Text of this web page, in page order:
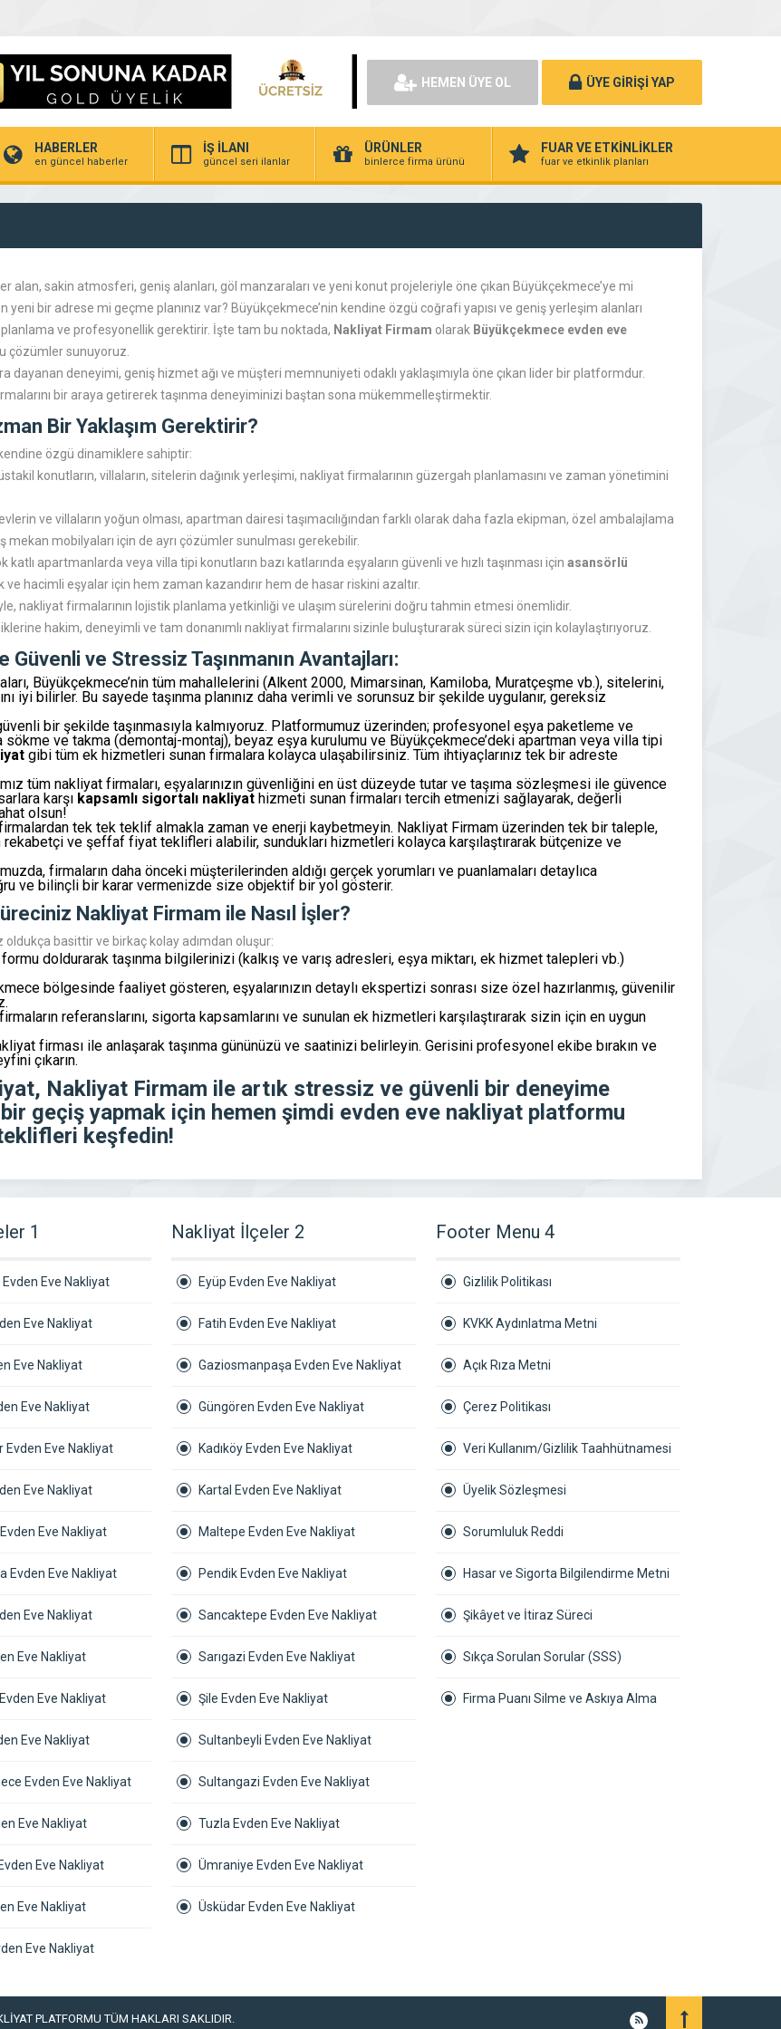
HEMEN ÜYE OL ÜYE GİRİŞİ YAP
HABERLER
en güncel haberler
İŞ İLANI
güncel seri ilanlar
ÜRÜNLER
binlerce firma ürünü
FUAR VE ETKİNLİKLER
fuar ve etkinlik planları
alan, sakin atmosferi, geniş alanları, göl manzaraları ve yeni konut projeleriyle öne çıkan Büyükçekmece’ye mi
bir adrese mi geçme planınız var? Büyükçekmece’nin kendine özgü coğrafi yapısı ve geniş yerleşim alanları
ve profesyonellik gerektirir. İşte tam bu noktada, Nakliyat Firmam olarak Büyükçekmece evden eve
çözümler sunuyoruz.
dayanan deneyimi, geniş hizmet ağı ve müşteri memnuniyeti odaklı yaklaşımıyla öne çıkan lider bir platformdur.
bir araya getirerek taşınma deneyiminizi baştan sona mükemmelleştirmektir.
Bir Yaklaşım Gerektirir?
özgü dinamiklere sahiptir:
konutların, villaların, sitelerin dağınık yerleşimi, nakliyat firmalarının güzergah planlamasını ve zaman yönetimini
ve villaların yoğun olması, apartman dairesi taşımacılığından farklı olarak daha fazla ekipman, özel ambalajlama
mobilyaları için de ayrı çözümler sunulması gerekebilir.
katlı apartmanlarda veya villa tipi konutların bazı katlarında eşyaların güvenli ve hızlı taşınması için asansörlü
hacimli eşyalar için hem zaman kazandırır hem de hasar riskini azaltır.
nakliyat firmalarının lojistik planlama yetkinliği ve ulaşım sürelerini doğru tahmin etmesi önemlidir.
hakim, deneyimli ve tam donanımlı nakliyat firmalarını sizinle buluşturarak süreci sizin için kolaylaştırıyoruz.
ve Stressiz Taşınmanın Avantajları:
Büyükçekmece’nin tüm mahallelerini (Alkent 2000, Mimarsinan, Kamiloba, Muratçeşme vb.), sitelerini,
iyi bilirler. Bu sayede taşınma planınız daha verimli ve sorunsuz bir şekilde uygulanır, gereksiz
bir şekilde taşınmasıyla kalmıyoruz. Platformumuz üzerinden; profesyonel eşya paketleme ve
sökme ve takma (demontaj-montaj), beyaz eşya kurulumu ve Büyükçekmece’deki apartman veya villa tipi
gibi tüm ek hizmetleri sunan firmalara kolayca ulaşabilirsiniz. Tüm ihtiyaçlarınız tek bir adreste
tüm nakliyat firmaları, eşyalarınızın güvenliğini en üst düzeyde tutar ve taşıma sözleşmesi ile güvence
karşı kapsamlı sigortalı nakliyat hizmeti sunan firmaları tercih etmenizi sağlayarak, değerli
olsun!
firmalardan tek tek teklif almakla zaman ve enerji kaybetmeyin. Nakliyat Firmam üzerinden tek bir taleple,
ve şeffaf fiyat teklifleri alabilir, sundukları hizmetleri kolayca karşılaştırarak bütçenize ve
firmaların daha önceki müşterilerinden aldığı gerçek yorumları ve puanlamaları detaylıca
ve bilinçli bir karar vermenizde size objektif bir yol gösterir.
Nakliyat Firmam ile Nasıl İşler?
basittir ve birkaç kolay adımdan oluşur:
doldurarak taşınma bilgilerinizi (kalkış ve varış adresleri, eşya miktarı, ek hizmet talepleri vb.)
bölgesinde faaliyet gösteren, eşyalarınızın detaylı ekspertizi sonrası size özel hazırlanmış, güvenilir
referanslarını, sigorta kapsamlarını ve sunulan ek hizmetleri karşılaştırarak sizin için en uygun
firması ile anlaşarak taşınma gününüzü ve saatinizi belirleyin. Gerisini profesyonel ekibe bırakın ve
çıkarın.
Nakliyat Firmam ile artık stressiz ve güvenli bir deneyime
geçiş yapmak için hemen şimdi evden eve nakliyat platformu
keşfedin!
1
Eve Nakliyat
Eve Nakliyat
Eve Nakliyat
Eve Nakliyat
Evden Eve Nakliyat
Eve Nakliyat
Eve Nakliyat
Evden Eve Nakliyat
Eve Nakliyat
Eve Nakliyat
Eve Nakliyat
Eve Nakliyat
Evden Eve Nakliyat
Eve Nakliyat
Eve Nakliyat
Eve Nakliyat
Eve Nakliyat
Nakliyat İlçeler 2
Eyüp Evden Eve Nakliyat
Fatih Evden Eve Nakliyat
Gaziosmanpaşa Evden Eve Nakliyat
Güngören Evden Eve Nakliyat
Kadıköy Evden Eve Nakliyat
Kartal Evden Eve Nakliyat
Maltepe Evden Eve Nakliyat
Pendik Evden Eve Nakliyat
Sancaktepe Evden Eve Nakliyat
Sarıgazi Evden Eve Nakliyat
Şile Evden Eve Nakliyat
Sultanbeyli Evden Eve Nakliyat
Sultangazi Evden Eve Nakliyat
Tuzla Evden Eve Nakliyat
Ümraniye Evden Eve Nakliyat
Üsküdar Evden Eve Nakliyat
Footer Menu 4
Gizlilik Politikası
KVKK Aydınlatma Metni
Açık Rıza Metni
Çerez Politikası
Veri Kullanım/Gizlilik Taahhütnamesi
Üyelik Sözleşmesi
Sorumluluk Reddi
Hasar ve Sigorta Bilgilendirme Metni
Şikâyet ve İtiraz Süreci
Sıkça Sorulan Sorular (SSS)
Firma Puanı Silme ve Askıya Alma
PLATFORMU TÜM HAKLARI SAKLIDIR.